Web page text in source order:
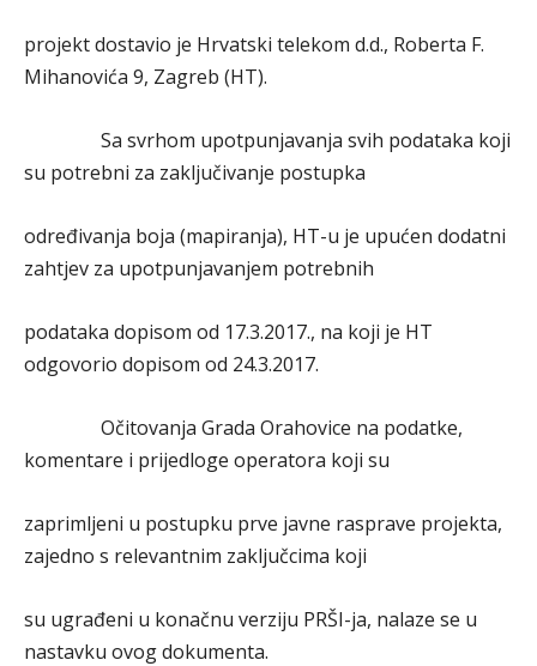
projekt dostavio je Hrvatski telekom d.d., Roberta F.
Mihanovića 9, Zagreb (HT).
Sa svrhom upotpunjavanja svih podataka koji
su potrebni za zaključivanje postupka
određivanja boja (mapiranja), HT-u je upućen dodatni
zahtjev za upotpunjavanjem potrebnih
podataka dopisom od 17.3.2017., na koji je HT
odgovorio dopisom od 24.3.2017.
Očitovanja Grada Orahovice na podatke,
komentare i prijedloge operatora koji su
zaprimljeni u postupku prve javne rasprave projekta,
zajedno s relevantnim zaključcima koji
su ugrađeni u konačnu verziju PRŠI-ja, nalaze se u
nastavku ovog dokumenta.